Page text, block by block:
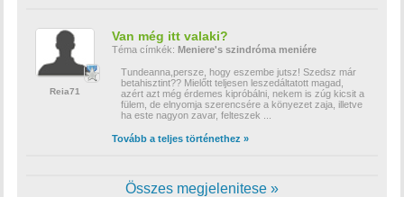
Reia71
Van még itt valaki?
Téma címkék: Meniere's szindróma meniére
Tundeanna,persze, hogy eszembe jutsz! Szedsz már
betahisztint?? Mielőtt teljesen leszedáltatott magad,
azért azt még érdemes kipróbálni, nekem is zúg kicsit a
fülem, de elnyomja szerencsére a könyezet zaja, illetve
ha este nagyon zavar, felteszek
Tovább a teljes történethez »
Összes megjelenitese »